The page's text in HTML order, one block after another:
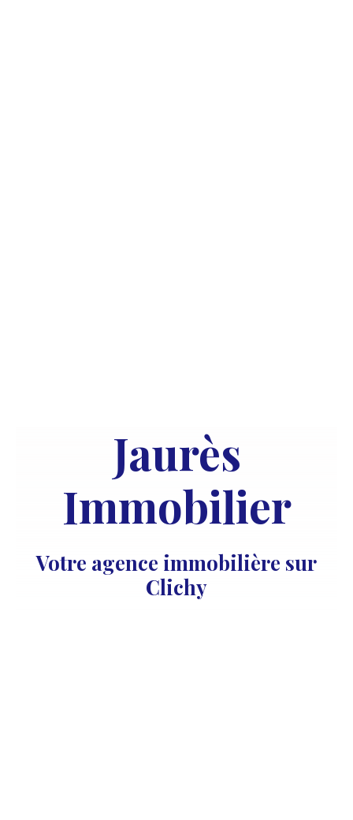
Jaurès
Immobilier
Votre agence immobilière sur
Clichy